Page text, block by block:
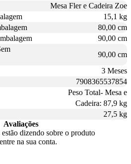
Mesa Fler e Cadeira Zoe
15,1 kg
80,00 cm
90,00 cm
90,00 cm
3 Meses
7908365537854
Peso Total- Mesa e
Cadeira: 87,9 kg
27,5 kg
Avaliações
dizendo sobre o produto
na sua conta.